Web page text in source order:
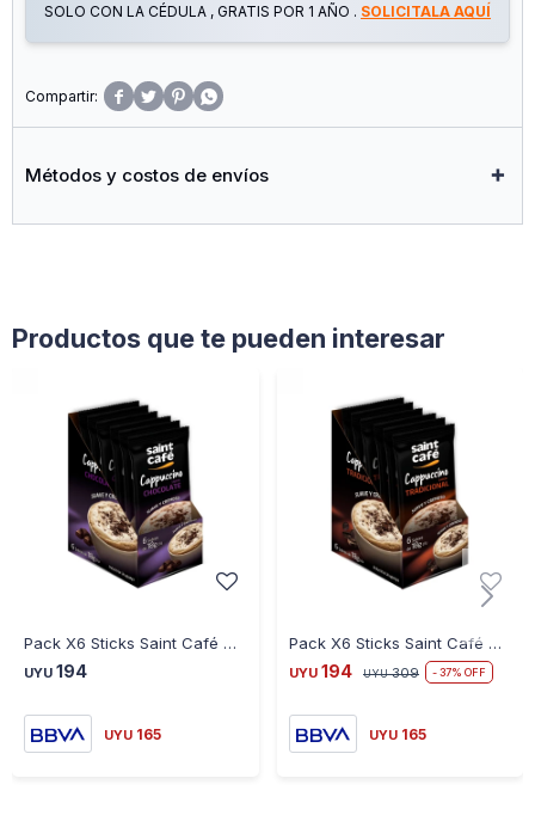
SOLO CON LA CÉDULA , GRATIS POR 1 AÑO . SOLICITALA AQUÍ
   
Métodos y costos de envíos
Productos que te pueden interesar
Pack X6 Sticks Saint Café Cappuccino Chocolate
UYU 194
UYU 165
Pack X6 Sticks Saint Café Cappuccino Tradicional
UYU 194 UYU 309 37
UYU 165